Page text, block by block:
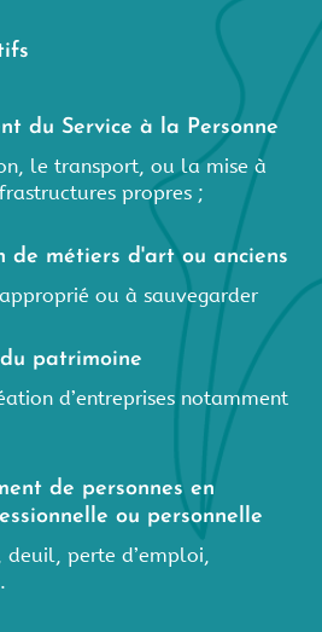
du Service à la Personne
le transport, ou la mise à
propres ;
de métiers d'art ou anciens
ou à sauvegarder
patrimoine
d’entreprises notamment
de personnes en
ou personnelle
deuil, perte d’emploi,